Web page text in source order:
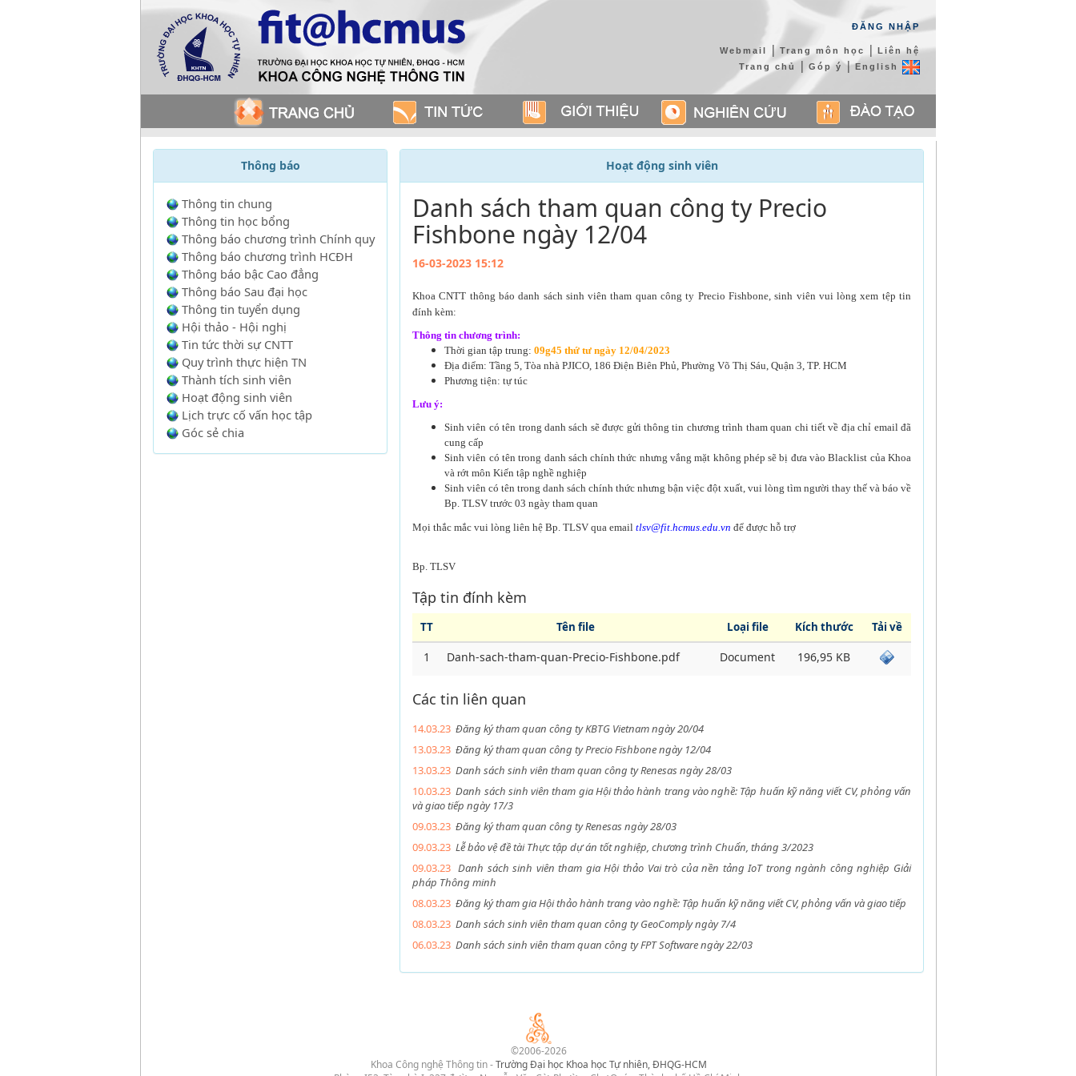
ĐĂNG NHẬP
Webmail | Trang môn học | Liên hệ
Trang chủ | Góp ý|English
Thông báo
Thông tin chung
Thông tin học bổng
Thông báo chương trình Chính quy
Thông báo chương trình HCĐH
Thông báo bậc Cao đẳng
Thông báo Sau đại học
Thông tin tuyển dụng
Hội thảo - Hội nghị
Tin tức thời sự CNTT
Quy trình thực hiện TN
Thành tích sinh viên
Hoạt động sinh viên
Lịch trực cố vấn học tập
Góc sẻ chia
Hoạt động sinh viên
Danh sách tham quan công ty Precio
Fishbone ngày 12/04
16-03-2023 15:12
Khoa CNTT thông báo danh sách sinh viên tham quan công ty Precio Fishbone, sinh viên vui lòng xem tệp tin
đính kèm:
Thông tin chương trình:
Thời gian tập trung: 09g45 thứ tư ngày 12/04/2023
Địa điểm: Tầng 5, Tòa nhà PJICO, 186 Điện Biên Phủ, Phường Võ Thị Sáu, Quận 3, TP. HCM
Phương tiện: tự túc
Lưu ý:
Sinh viên có tên trong danh sách sẽ được gửi thông tin chương trình tham quan chi tiết về địa chỉ email đã
cung cấp
Sinh viên có tên trong danh sách chính thức nhưng vắng mặt không phép sẽ bị đưa vào Blacklist của Khoa
và rớt môn Kiến tập nghề nghiệp
Sinh viên có tên trong danh sách chính thức nhưng bận việc đột xuất, vui lòng tìm người thay thế và báo về
Bp. TLSV trước 03 ngày tham quan
Mọi thắc mắc vui lòng liên hệ Bp. TLSV qua email tlsv@fit.hcmus.edu.vn để được hỗ trợ
Bp. TLSV
Tập tin đính kèm
TT Tên file Loại file Kích thước Tải về
1 Danh-sach-tham-quan-Precio-Fishbone.pdf Document 196,95 KB
Các tin liên quan
14.03.23 Đăng ký tham quan công ty KBTG Vietnam ngày 20/04
13.03.23 Đăng ký tham quan công ty Precio Fishbone ngày 12/04
13.03.23 Danh sách sinh viên tham quan công ty Renesas ngày 28/03
10.03.23 Danh sách sinh viên tham gia Hội thảo hành trang vào nghề: Tập huấn kỹ năng viết CV, phỏng vấn
và giao tiếp ngày 17/3
09.03.23 Đăng ký tham quan công ty Renesas ngày 28/03
09.03.23 Lễ bảo vệ đề tài Thực tập dự án tốt nghiệp, chương trình Chuẩn, tháng 3/2023
09.03.23 Danh sách sinh viên tham gia Hội thảo Vai trò của nền tảng IoT trong ngành công nghiệp Giải
pháp Thông minh
08.03.23 Đăng ký tham gia Hội thảo hành trang vào nghề: Tập huấn kỹ năng viết CV, phỏng vấn và giao tiếp
08.03.23 Danh sách sinh viên tham quan công ty GeoComply ngày 7/4
06.03.23 Danh sách sinh viên tham quan công ty FPT Software ngày 22/03
©2006-2026
Khoa Công nghệ Thông tin -Trường Đại học Khoa học Tự nhiên, ĐHQG-HCM